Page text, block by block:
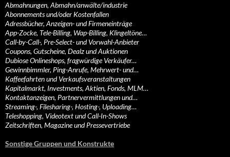
Abmahnungen, Abmahn/anwälte/industrie
Abonnements und/oder Kostenfallen
Adressbücher, Anzeigen- und Firmeneinträge
App-Zocke, Tele-Billing, Wap-Billing, Klingeltöne…
Call-by-Call-, Pre-Select- und Vorwahl-Anbieter
Coupons, Gutscheine, Dealz und Auktionen
Dubiose Onlineshops, fragwürdige Verkäufer…
Gewinnbimmler, Ping-Anrufe, Mehrwert- und…
Kaffeefahrten und Verkaufsveranstaltungen
Kapitalmarkt, Investments, Aktien, Fonds, MLM…
Kontaktanzeigen, Partnervermittlungen und…
Streaming-, Filesharing-, Hosting-, Uploading…
Teleshopping, Videotext und Call-In-Shows
Zeitschriften, Magazine und Pressevertriebe
Sonstige Gruppen und Konstrukte